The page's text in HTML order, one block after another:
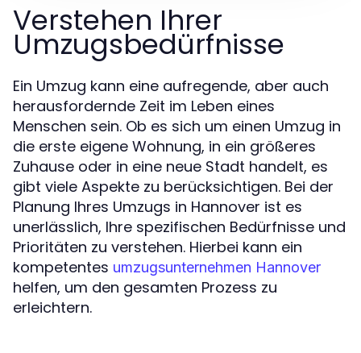
Verstehen Ihrer
Umzugsbedürfnisse
Ein Umzug kann eine aufregende, aber auch
herausfordernde Zeit im Leben eines
Menschen sein. Ob es sich um einen Umzug in
die erste eigene Wohnung, in ein größeres
Zuhause oder in eine neue Stadt handelt, es
gibt viele Aspekte zu berücksichtigen. Bei der
Planung Ihres Umzugs in Hannover ist es
unerlässlich, Ihre spezifischen Bedürfnisse und
Prioritäten zu verstehen. Hierbei kann ein
kompetentes umzugsunternehmen Hannover
helfen, um den gesamten Prozess zu
erleichtern.